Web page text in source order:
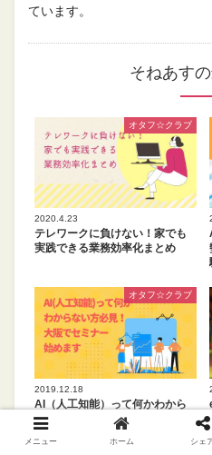
ています。
そねあす
オタフ☆クラブ
2020.4.23
テレワークに負けない！家でも
実践できる業務効率化まとめ
オタフ☆クラブ
2019.12.18
AI（人工知能）って何かわから
ない方必見！大阪でセミナー始
めます
メニュー ホーム シェ